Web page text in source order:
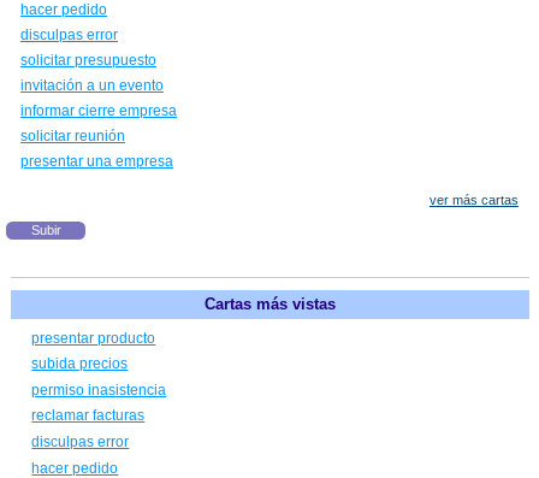
hacer pedido
disculpas error
solicitar presupuesto
invitación a un evento
informar cierre empresa
solicitar reunión
presentar una empresa
ver más cartas
Subir
Cartas más vistas
presentar producto
subida precios
permiso inasistencia
reclamar facturas
disculpas error
hacer pedido